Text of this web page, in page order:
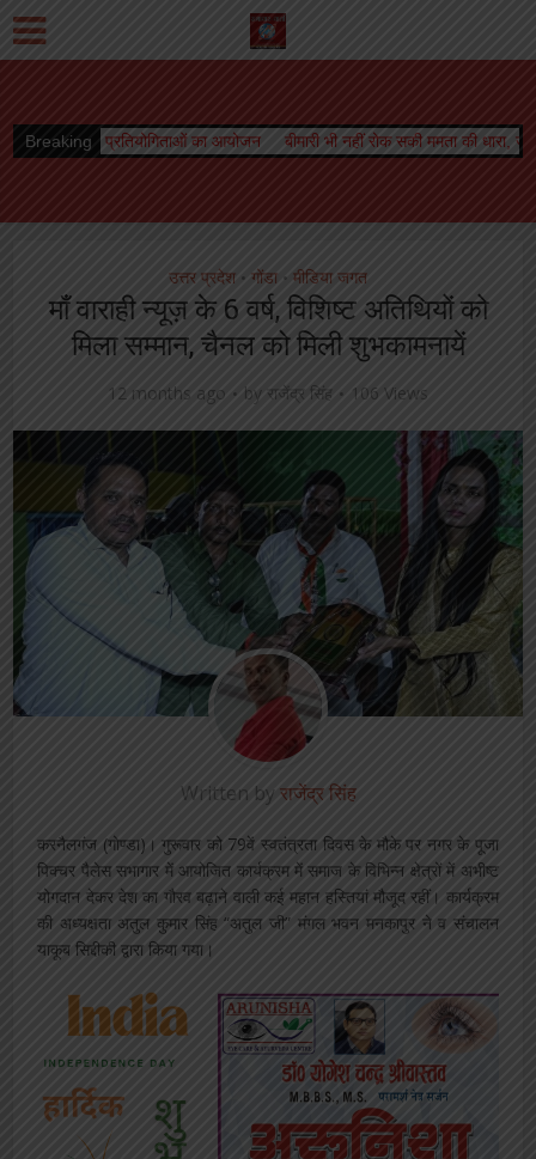
Breaking
का आयोजन बीमारी भी नहीं रोक सकी ममता की धारा, जारी रहा स्तनपान ओरिएंटेशन
उत्तर प्रदेश • गोंडा • मीडिया जगत
माँ वाराही न्यूज़ के 6 वर्ष, विशिष्ट अतिथियों को
मिला सम्मान, चैनल को मिली शुभकामनायें
12 months ago by राजेंद्र सिंह 106 Views
Written by राजेंद्र सिंह
करनैलगंज (गोण्डा)। गुरूवार को 79वें स्वतंत्रता दिवस के मौके पर नगर के पूजा
पिक्चर पैलेस सभागार में आयोजित कार्यक्रम में समाज के विभिन्न क्षेत्रों में अभीष्ट
योगदान देकर देश का गौरव बढ़ाने वाली कई महान हस्तियां मौजूद रहीं। कार्यक्रम
की अध्यक्षता अतुल कुमार सिंह “अतुल जी” मंगल भवन मनकापुर ने व संचालन
याकूब सिद्दीकी द्वारा किया गया।